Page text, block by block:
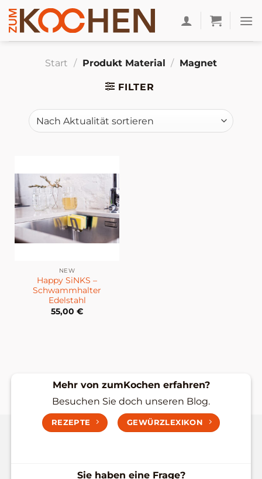
Zum
Inhalt
springen
Start / Produkt Material / Magnet
FILTER
NEW
Happy SiNKS –
Schwammhalter
Edelstahl
55,00 €
Mehr von zumKochen erfahren?
Besuchen Sie doch unseren Blog.
REZEPTE GEWÜRZLEXIKON
Sie haben eine Frage?